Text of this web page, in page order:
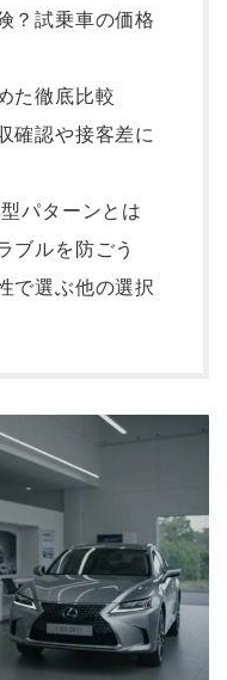
？試乗車の価格
た徹底比較
確認や接客差に
パターンとは
ブルを防ごう
で選ぶ他の選択